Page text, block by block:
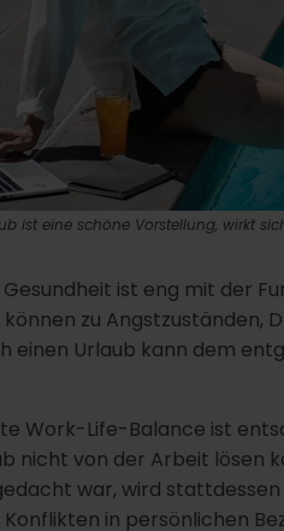
ist eine schöne Vorstellung, wirkt
ist eng mit der
zu Angstzuständen,
einen Urlaub kann dem
Work-Life-Balance ist
nicht von der Arbeit lösen
war, wird
Konflikten in persönlichen